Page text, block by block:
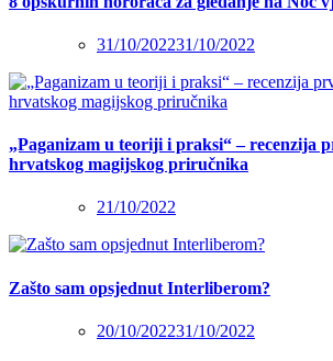
31/10/202231/10/2022
„Paganizam u teoriji i praksi“ – recenzija
hrvatskog magijskog priručnika
21/10/2022
Zašto sam opsjednut Interliberom?
20/10/202231/10/2022